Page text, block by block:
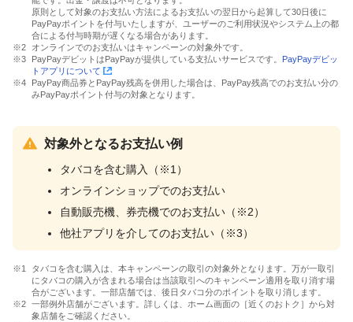
原則として対象のお支払い方法によるお支払いの翌日から起算して30日後に
PayPayポイントを付与いたしますが、ユーザーのご利用状況やシステム上の都
合による付与時期が遅くなる場合があります。
オンラインでのお支払いはキャンペーンの対象外です。
PayPayデビットはPayPayが提供している支払いサービスです。 PayPayデビッ
トアプリについて
PayPay商品券とPayPay残高を併用した場合は、PayPay残高でのお支払い分の
みPayPayポイント付与の対象となります。
対象外となるお支払い例
タバコを含む購入（※1）
オンラインショップでのお支払い
自動販売機、券売機でのお支払い（※2）
他社アプリを介してのお支払い（※3）
タバコを含む購入は、本キャンペーンの取引の対象外となります。万が一取引
にタバコの購入が含まれる場合は当該取引へのキャンペーン適用を取り消す場
合がございます。一部店舗では、後日タバコ分のポイントを取り消します。
一部例外店舗がございます。詳しくは、ホーム画面の［近くのおトク］から対
象店舗をご確認ください。